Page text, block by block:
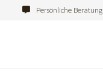
Persönliche Beratung